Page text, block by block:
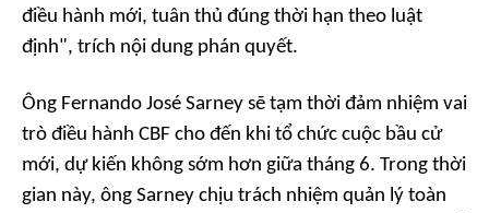
điều hành mới, tuân thủ đúng thời hạn theo luật
định", trích nội dung phán quyết.
Ông Fernando José Sarney sẽ tạm thời đảm nhiệm vai
trò điều hành CBF cho đến khi tổ chức cuộc bầu cử
mới, dự kiến không sớm hơn giữa tháng 6. Trong thời
gian này, ông Sarney chịu trách nhiệm quản lý toàn